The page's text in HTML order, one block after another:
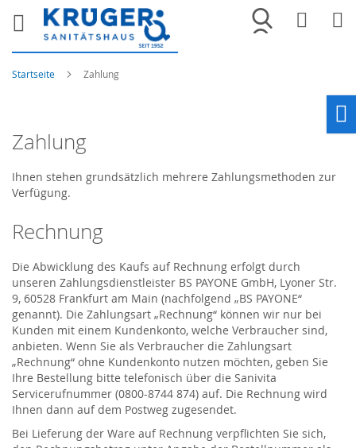
Merkliste
Startseite Zahlung
Zahlung
Ihnen stehen grundsätzlich mehrere Zahlungsmethoden zur
Verfügung.
Rechnung
Die Abwicklung des Kaufs auf Rechnung erfolgt durch
unseren Zahlungsdienstleister BS PAYONE GmbH, Lyoner Str.
9, 60528 Frankfurt am Main (nachfolgend „BS PAYONE“
genannt). Die Zahlungsart „Rechnung“ können wir nur bei
Kunden mit einem Kundenkonto, welche Verbraucher sind,
anbieten. Wenn Sie als Verbraucher die Zahlungsart
„Rechnung“ ohne Kundenkonto nutzen möchten, geben Sie
Ihre Bestellung bitte telefonisch über die Sanivita
Servicerufnummer (0800-8744 874) auf. Die Rechnung wird
Ihnen dann auf dem Postweg zugesendet.
Bei Lieferung der Ware auf Rechnung verpflichten Sie sich,